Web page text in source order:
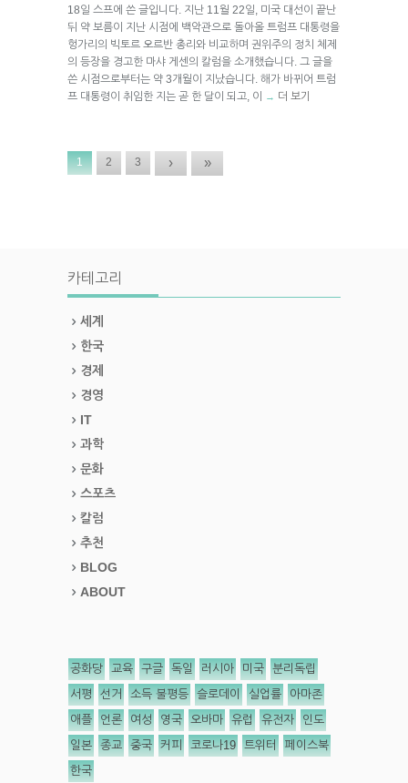
18일 스프에 쓴 글입니다. 지난 11월 22일, 미국 대선이 끝난
뒤 약 보름이 지난 시점에 백악관으로 돌아올 트럼프 대통령을
헝가리의 빅토르 오르반 총리와 비교하며 권위주의 정치 체제
의 등장을 경고한 마샤 게센의 칼럼을 소개했습니다. 그 글을
쓴 시점으로부터는 약 3개월이 지났습니다. 해가 바뀌어 트럼
프 대통령이 취임한 지는 곧 한 달이 되고, 이
→ 더 보기
1 2 3 › »
카테고리
세계
한국
경제
경영
IT
과학
문화
스포츠
칼럼
추천
BLOG
ABOUT
공화당 교육 구글 독일 러시아 미국 분리독립
서평 선거 소득 불평등 슬로데이 실업률 아마존
애플 언론 여성 영국 오바마 유럽 유전자 인도
일본 종교 중국 커피 코로나19 트위터 페이스북
한국